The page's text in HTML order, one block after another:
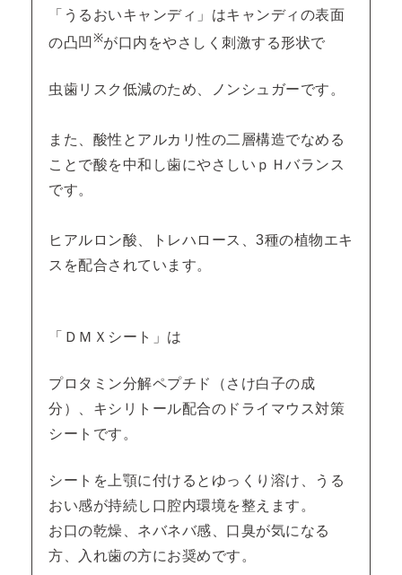
「うるおいキャンディ」はキャンディの表面
の凸凹 ※が口内をやさしく刺激する形状で
虫歯リスク低減のため、ノンシュガーです。
また、酸性とアルカリ性の二層構造でなめる
ことで酸を中和し歯にやさしいｐＨバランス
です。
ヒアルロン酸、トレハロース、3種の植物エキ
スを配合されています。
「ＤＭＸシート」は
プロタミン分解ペプチド（さけ白子の成
分）、キシリトール配合のドライマウス対策
シートです。
シートを上顎に付けるとゆっくり溶け、うる
おい感が持続し口腔内環境を整えます。
お口の乾燥、ネバネバ感、口臭が気になる
方、入れ歯の方にお奨めです。